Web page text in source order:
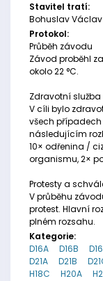
Stavitel tratí:
Bohuslav
Protokol:
Průběh závodu
Závod proběhl
okolo 22 °C.
Zdravotní služba
V cíli bylo
všech
následujícím
10× odřenina /
organismu, 2×
Protesty a
V průběhu
protest. Hlavní
plném rozsahu.
Kategorie:
D16A
D16B
D21A
D21B
H18C
H20A